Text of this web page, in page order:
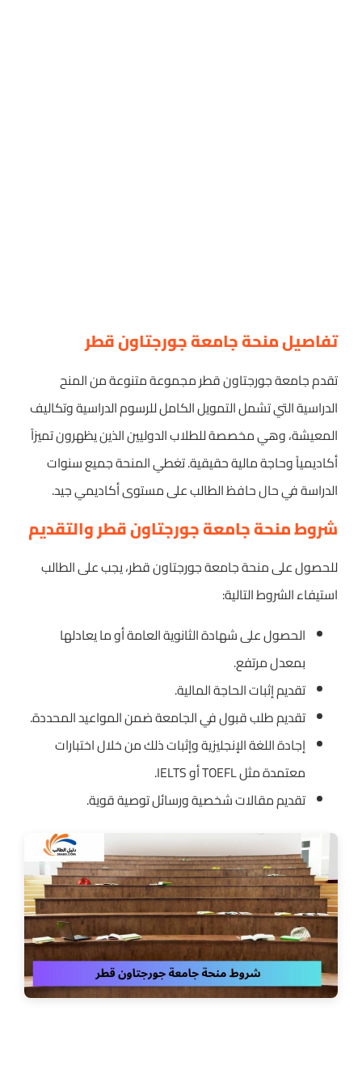
تفاصيل منحة جامعة جورجتاون قطر
تقدم جامعة جورجتاون قطر مجموعة متنوعة من المنح
الدراسية التي تشمل التمويل الكامل للرسوم الدراسية وتكاليف
المعيشة، وهي مخصصة للطلاب الدوليين الذين يظهرون تميزاً
أكاديمياً وحاجة مالية حقيقية. تغطي المنحة جميع سنوات
الدراسة في حال حافظ الطالب على مستوى أكاديمي جيد.
شروط منحة جامعة جورجتاون قطر والتقديم
للحصول على منحة جامعة جورجتاون قطر، يجب على الطالب
استيفاء الشروط التالية:
الحصول على شهادة الثانوية العامة أو ما يعادلها
بمعدل مرتفع.
تقديم إثبات الحاجة المالية.
تقديم طلب قبول في الجامعة ضمن المواعيد المحددة.
إجادة اللغة الإنجليزية وإثبات ذلك من خلال اختبارات
معتمدة مثل TOEFL أو IELTS.
تقديم مقالات شخصية ورسائل توصية قوية.